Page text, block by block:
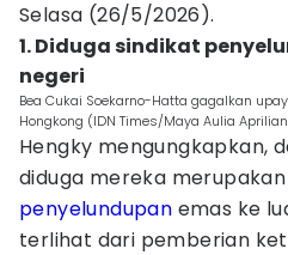
Selasa (26/5/2026).
1. Diduga sindikat
negeri
Bea Cukai Soekarno-Hatta gagalkan
Hongkong (IDN Times/Maya Aulia
Hengky mengungkapkan,
diduga mereka
penyelundupan emas ke
terlihat dari pemberian